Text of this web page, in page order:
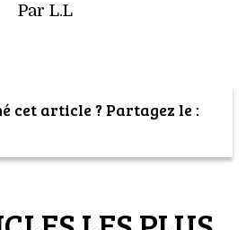
Par L.L
cet article ? Partagez le :